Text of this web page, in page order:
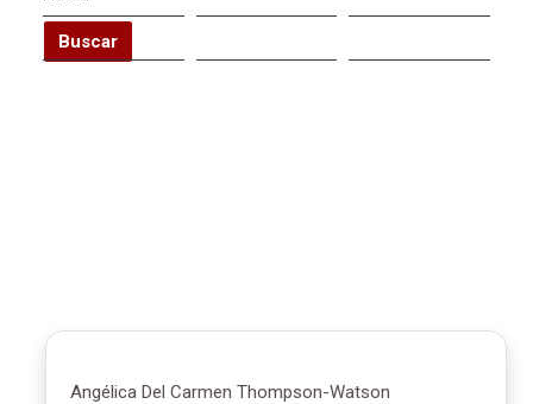
Buscar
Angélica Del Carmen Thompson-Watson